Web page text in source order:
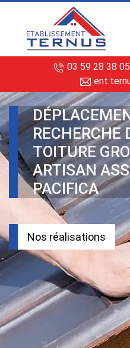
03 59 28 38 05
RECHERCHE
TOITURE
ARTISAN
PACIFICA
Nos réalisations